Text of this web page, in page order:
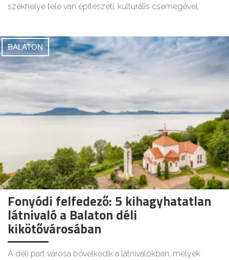
székhelye tele van építészeti, kulturális csemegével.
BALATON
Fonyódi felfedező: 5 kihagyhatatlan
látnivaló a Balaton déli
kikötővárosában
A déli part városa bővelkedik a látnivalókban, melyek